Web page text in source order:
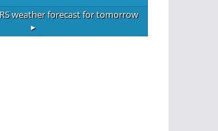
weather forecast for tomorrow
▸